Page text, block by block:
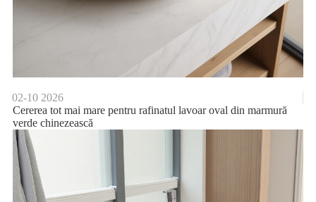
02-10 2026
Cererea tot mai mare pentru rafinatul lavoar oval din marmură
verde chinezească